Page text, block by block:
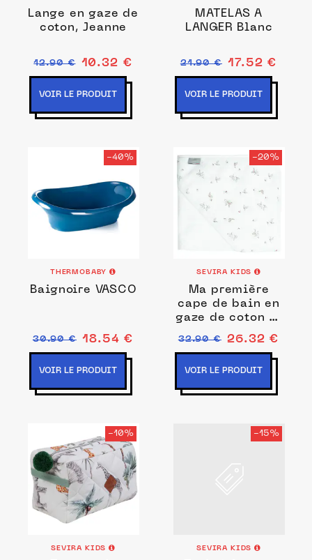
Lange en gaze de
coton, Jeanne
12.90 € 10.32 €
VOIR LE PRODUIT
MATELAS A
LANGER Blanc
21.90 € 17.52 €
VOIR LE PRODUIT
-40%
THERMOBABY
Baignoire VASCO
30.90 € 18.54 €
VOIR LE PRODUIT
-20%
SEVIRA KIDS
Ma première
cape de bain en
gaze de coton et
bambou, Melody
32.90 € 26.32 €
VOIR LE PRODUIT
-10%
SEVIRA KIDS
-15%
SEVIRA KIDS